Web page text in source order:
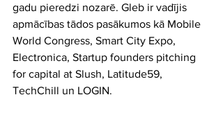
gadu pieredzi nozarē. Gleb ir vadījis
apmācības tādos pasākumos kā Mobile
World Congress, Smart City Expo,
Electronica, Startup founders pitching
for capital at Slush, Latitude59,
TechChill un LOGIN.